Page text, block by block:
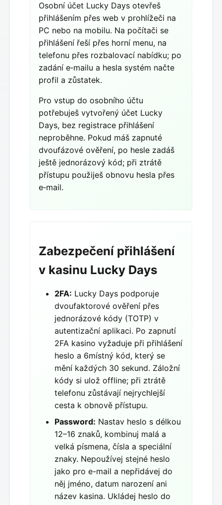
Osobní účet Lucky Days otevřeš
přihlášením přes web v prohlížeči na
PC nebo na mobilu. Na počítači se
přihlášení řeší přes horní menu, na
telefonu přes rozbalovací nabídku; po
zadání e‑mailu a hesla systém načte
profil a zůstatek.
Pro vstup do osobního účtu
potřebuješ vytvořený účet Lucky
Days, bez registrace přihlášení
neproběhne. Pokud máš zapnuté
dvoufázové ověření, po hesle zadáš
ještě jednorázový kód; při ztrátě
přístupu použiješ obnovu hesla přes
e‑mail.
Zabezpečení přihlášení
v kasinu Lucky Days
2FA: Lucky Days podporuje
dvoufaktorové ověření přes
jednorázové kódy (TOTP) v
autentizační aplikaci. Po zapnutí
2FA kasino vyžaduje při přihlášení
heslo a 6místný kód, který se
mění každých 30 sekund. Záložní
kódy si ulož offline; při ztrátě
telefonu zůstávají nejrychlejší
cesta k obnově přístupu.
Password: Nastav heslo s délkou
12–16 znaků, kombinuj malá a
velká písmena, čísla a speciální
znaky. Nepoužívej stejné heslo
jako pro e-mail a nepřidávej do
něj jméno, datum narození ani
název kasina. Ukládej heslo do